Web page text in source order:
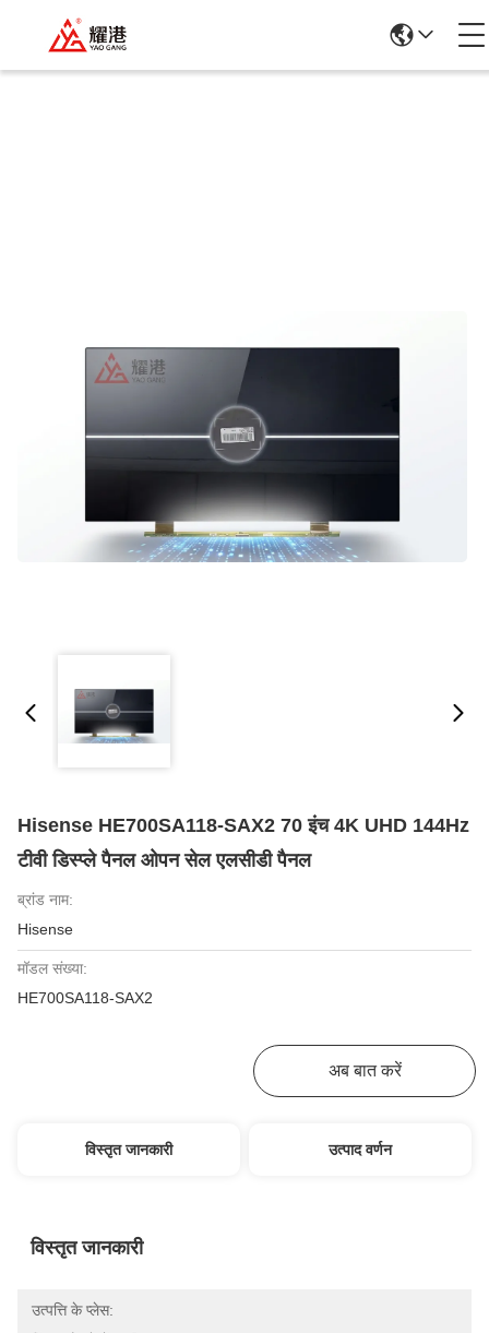
Hisense HE700SA118-SAX2 70 इंच 4K UHD 144Hz
टीवी डिस्प्ले पैनल ओपन सेल एलसीडी पैनल
ब्रांड नाम:
Hisense
मॉडल संख्या:
HE700SA118-SAX2
अब बात करें
विस्तृत जानकारी उत्पाद वर्णन
विस्तृत जानकारी
उत्पत्ति के प्लेस: